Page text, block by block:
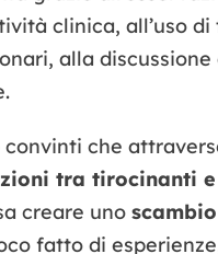
clinica, all’uso di
alla discussione
convinti che
tra tirocinanti
creare uno
fatto di